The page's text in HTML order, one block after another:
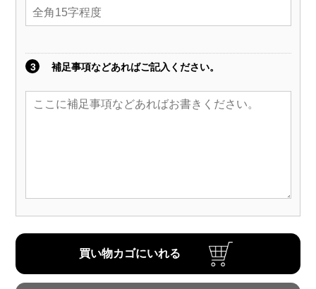
3 補足事項などあればご記入ください。